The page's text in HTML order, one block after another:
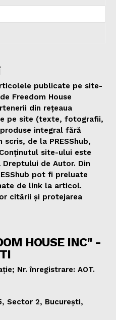
publicate pe site-
Freedom House
din rețeaua
pe site (texte, fotografii,
integral fără
de la PRESShub,
site-ului este
de Autor. Din
pot fi preluate
de link la articol.
citării și protejarea
HOUSE INC" -
Nr. înregistrare: AOT.
Sector 2, București,